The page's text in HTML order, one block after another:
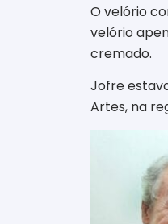
O velório
velório
cremado.
Jofre
Artes, na